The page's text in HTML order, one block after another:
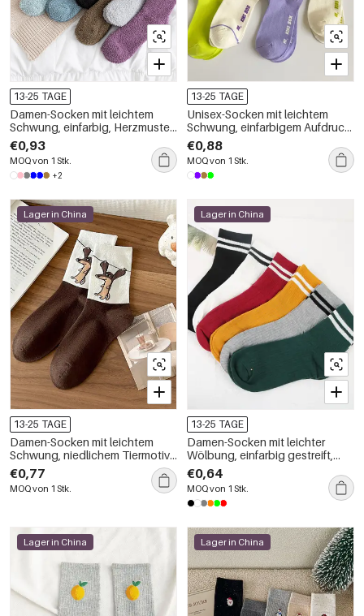
13-25 TAGE
Damen-Socken mit leichtem
Schwung, einfarbig, Herzmuster,
mittelhoch
€0,93
MOQ von 1 Stk.
+2
13-25 TAGE
Unisex-Socken mit leichtem
Schwung, einfarbigem Aufdruck
und farblich abgesetzten
Buchstaben, mittelhoch
geschnitten
€0,88
MOQ von 1 Stk.
Lager in China
13-25 TAGE
Damen-Socken mit leichtem
Schwung, niedlichem Tiermotiv,
mittelhoch geschnitten
€0,77
MOQ von 1 Stk.
Lager in China
13-25 TAGE
Damen-Socken mit leichter
Wölbung, einfarbig gestreift,
mittelhoch
€0,64
MOQ von 1 Stk.
Lager in China Lager in China